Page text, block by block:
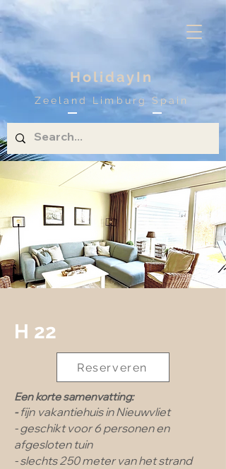
HolidayIn
Zeeland Limburg Spain
H 22
Reserveren
Een korte samenvatting:
-fijn vakantiehuis in Nieuwvliet
- geschikt voor 6 personen en
afgesloten tuin
- slechts 250 meter van het strand